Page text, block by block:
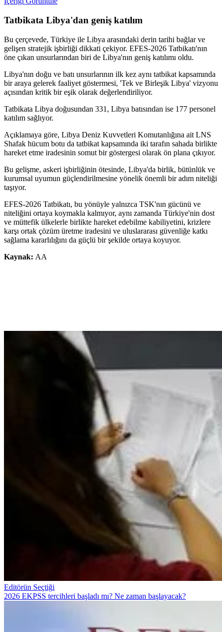
Tatbikata Libya'dan geniş katılım
Bu çerçevede, Türkiye ile Libya arasındaki derin tarihi bağlar ve
gelişen stratejik işbirliği dikkati çekiyor. EFES-2026 Tatbikatı'nın
öne çıkan unsurlarından biri de Libya'nın geniş katılımı oldu.
Libya'nın doğu ve batı unsurlarının ilk kez aynı tatbikat kapsamında
bir araya gelerek faaliyet göstermesi, 'Tek ve Birleşik Libya' vizyonu
açısından kritik bir eşik olarak değerlendiriliyor.
Tatbikata Libya doğusundan 331, Libya batısından ise 177 personel
katılım sağlıyor.
Açıklamaya göre, Libya Deniz Kuvvetleri Komutanlığına ait LNS
Shafak hücum botu da tatbikat kapsamında iki tarafın sahada birlikte
hareket etme iradesinin somut bir göstergesi olarak ön plana çıkıyor.
Bu gelişme, askeri işbirliğinin ötesinde, Libya'da birlik, bütünlük ve
kurumsal uyumun güçlendirilmesine yönelik önemli bir adım niteliği
taşıyor.
EFES-2026 Tatbikatı, bu yönüyle yalnızca TSK'nın gücünü ve
niteliğini ortaya koymakla kalmıyor, aynı zamanda Türkiye'nin dost
ve müttefik ülkelerle birlikte hareket edebilme kabiliyetini, krizlere
karşı ortak çözüm üretme iradesini ve uluslararası güvenliğe katkı
sağlama kararlılığını da güçlü bir şekilde ortaya koyuyor.
Kaynak: AA
Editörün Seçtiği
2026 EKPSS tercihleri başladı mı? Ne zaman başlayacak?